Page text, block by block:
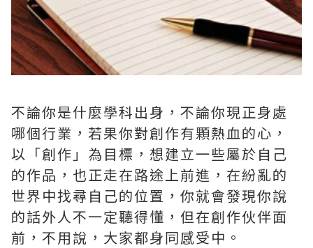
不論你是什麼學科出身，不論你現正身處
哪個行業，若果你對創作有顆熱血的心，
以「創作」為目標，想建立一些屬於自己
的作品，也正走在路途上前進，在紛亂的
世界中找尋自己的位置，你就會發現你說
的話外人不一定聽得懂，但在創作伙伴面
前，不用說，大家都身同感受中。